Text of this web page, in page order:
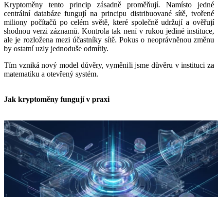
Kryptoměny tento princip zásadně proměňují. Namísto jedné
centrální databáze fungují na principu distribuované sítě, tvořené
miliony počítačů po celém světě, které společně udržují a ověřují
shodnou verzi záznamů. Kontrola tak není v rukou jediné instituce,
ale je rozložena mezi účastníky sítě. Pokus o neoprávněnou změnu
by ostatní uzly jednoduše odmítly.
Tím vzniká nový model důvěry, vyměnili jsme důvěru v instituci za
matematiku a otevřený systém.
Jak kryptoměny fungují v praxi